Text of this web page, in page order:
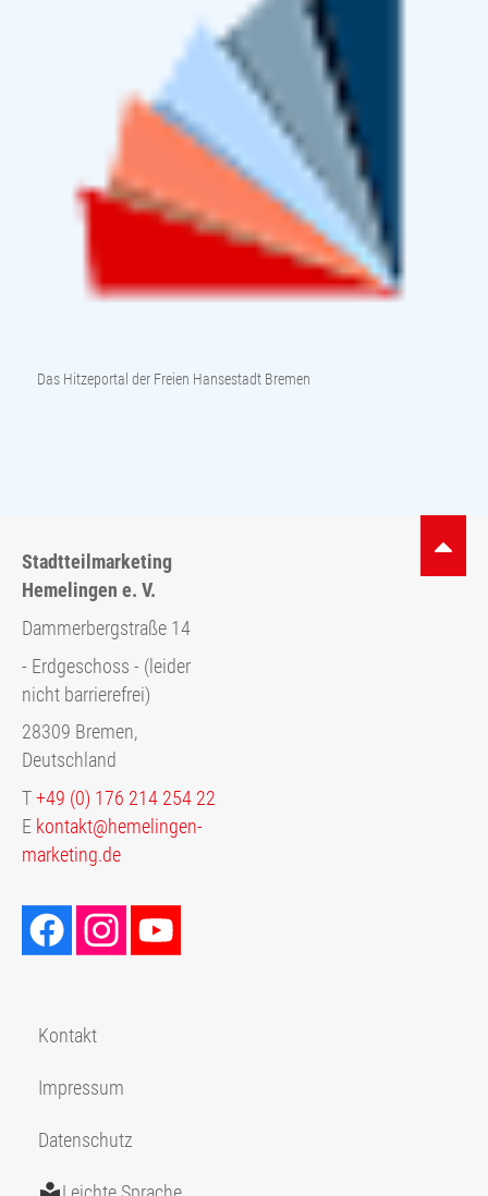
Das Hitzeportal der Freien Hansestadt Bremen
Stadtteilmarketing
Hemelingen e. V.
Dammerbergstraße 14
- Erdgeschoss - (leider
nicht barrierefrei)
28309 Bremen,
Deutschland
T +49 (0) 176 214 254 22
E kontakt@hemelingen-
marketing.de
Kontakt
Impressum
Datenschutz